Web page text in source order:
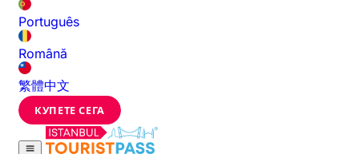
Português
Română
繁體中文
КУПЕТЕ СЕГА